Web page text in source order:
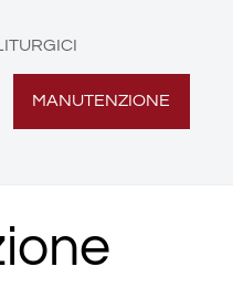
MANUTENZIONE